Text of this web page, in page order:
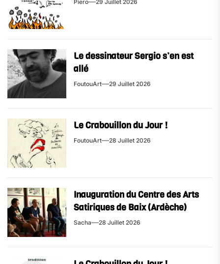
Piero 29 Juillet 2026
Le dessinateur Sergio s’en est
allé
FoutouArt 29 Juillet 2026
Le Crabouillon du Jour !
FoutouArt 28 Juillet 2026
Inauguration du Centre des Arts
Satiriques de Baix (Ardèche)
Sacha 28 Juillet 2026